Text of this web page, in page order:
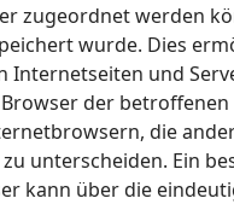
zugeordnet werden
wurde. Dies
Internetseiten und
der betroffenen
die
unterscheiden. Ein
kann über die